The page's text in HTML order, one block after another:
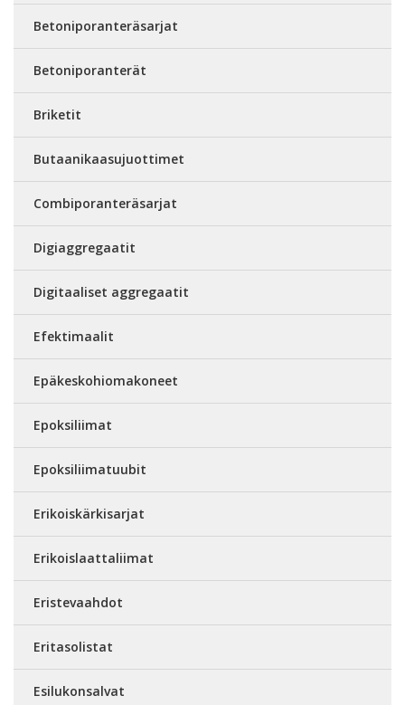
Betoniporanteräsarjat
Betoniporanterät
Briketit
Butaanikaasujuottimet
Combiporanteräsarjat
Digiaggregaatit
Digitaaliset aggregaatit
Efektimaalit
Epäkeskohiomakoneet
Epoksiliimat
Epoksiliimatuubit
Erikoiskärkisarjat
Erikoislaattaliimat
Eristevaahdot
Eritasolistat
Esilukonsalvat